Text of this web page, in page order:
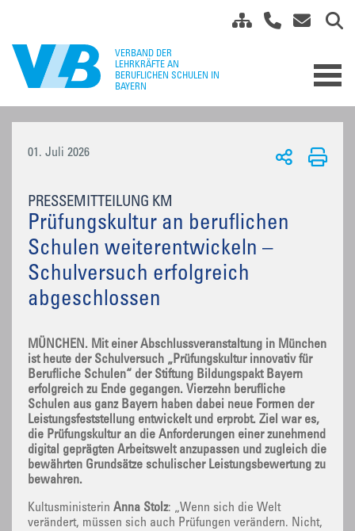
01. Juli 2026
PRESSEMITTEILUNG KM
Prüfungskultur an beruflichen
Schulen weiterentwickeln –
Schulversuch erfolgreich
abgeschlossen
MÜNCHEN. Mit einer Abschlussveranstaltung in München
ist heute der Schulversuch „Prüfungskultur innovativ für
Berufliche Schulen“ der Stiftung Bildungspakt Bayern
erfolgreich zu Ende gegangen. Vierzehn berufliche
Schulen aus ganz Bayern haben dabei neue Formen der
Leistungsfeststellung entwickelt und erprobt. Ziel war es,
die Prüfungskultur an die Anforderungen einer zunehmend
digital geprägten Arbeitswelt anzupassen und zugleich die
bewährten Grundsätze schulischer Leistungsbewertung zu
bewahren.
Kultusministerin Anna Stolz: „Wenn sich die Welt
verändert, müssen sich auch Prüfungen verändern. Nicht,